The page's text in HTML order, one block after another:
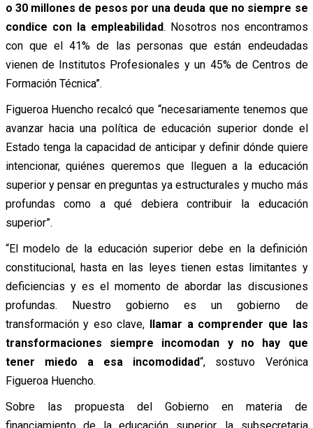
o 30 millones de pesos por una deuda que no siempre se
condice con la empleabilidad. Nosotros nos encontramos
con que el 41% de las personas que están endeudadas
vienen de Institutos Profesionales y un 45% de Centros de
Formación Técnica”.
Figueroa Huencho recalcó que “necesariamente tenemos que
avanzar hacia una política de educación superior donde el
Estado tenga la capacidad de anticipar y definir dónde quiere
intencionar, quiénes queremos que lleguen a la educación
superior y pensar en preguntas ya estructurales y mucho más
profundas como a qué debiera contribuir la educación
superior”.
“El modelo de la educación superior debe en la definición
constitucional, hasta en las leyes tienen estas limitantes y
deficiencias y es el momento de abordar las discusiones
profundas. Nuestro gobierno es un gobierno de
transformación y eso clave, llamar a comprender que las
transformaciones siempre incomodan y no hay que
tener miedo a esa incomodidad“, sostuvo Verónica
Figueroa Huencho.
Sobre las propuesta del Gobierno en materia de
financiamiento de la educación superior, la subsecretaria